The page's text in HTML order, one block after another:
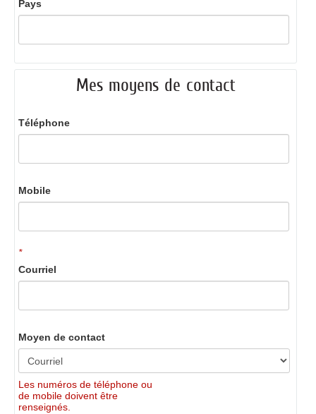
Pays
Mes moyens de contact
Téléphone
Mobile
*
Courriel
Moyen de contact
Les numéros de téléphone ou
de mobile doivent être
renseignés.